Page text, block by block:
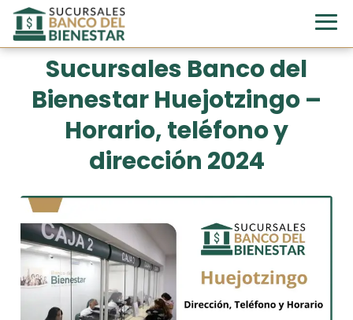
Sucursales Banco del
Bienestar Huejotzingo –
Horario, teléfono y
dirección 2024